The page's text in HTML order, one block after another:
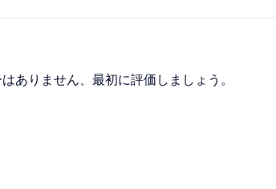
ありません、最初に評価しましょう。